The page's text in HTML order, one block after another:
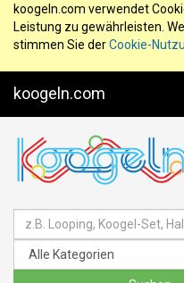
koogeln.com verwendet
Leistung zu gewährleisten.
stimmen Sie derCookie-
koogeln.com